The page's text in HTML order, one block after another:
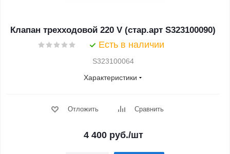
Клапан трехходовой 220 V (стар.арт S323100090)
Есть в наличии
S323100064
Характеристики
Отложить Сравнить
4 400руб./шт